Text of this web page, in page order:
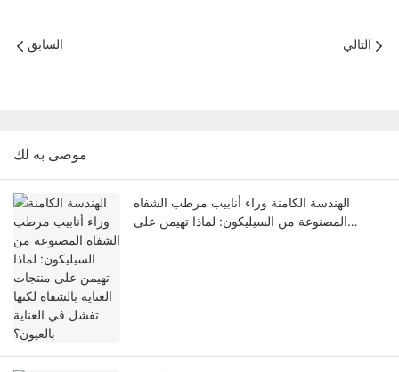
السابق التالي
موصى به لك
الهندسة الكامنة وراء أنابيب مرطب الشفاه
المصنوعة من السيليكون: لماذا تهيمن على